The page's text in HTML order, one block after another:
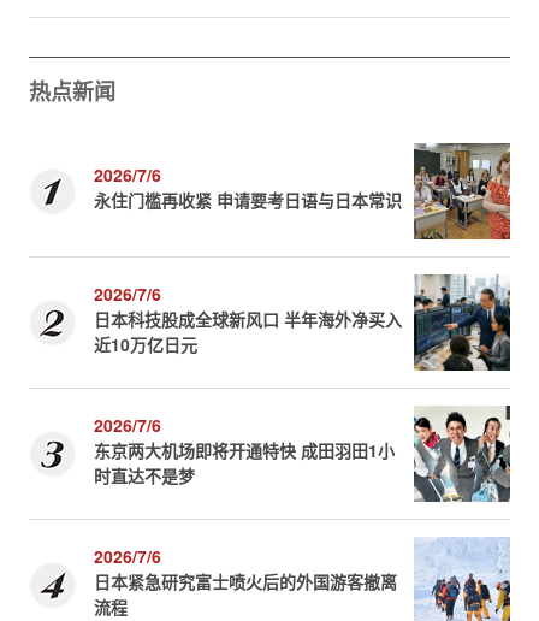
热点新闻
2026/7/6
永住门槛再收紧 申请要考日语与日本常识
2026/7/6
日本科技股成全球新风口 半年海外净买入
近10万亿日元
2026/7/6
东京两大机场即将开通特快 成田羽田1小
时直达不是梦
2026/7/6
日本紧急研究富士喷火后的外国游客撤离
流程